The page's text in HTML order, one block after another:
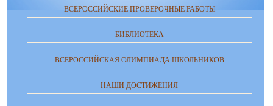
ВСЕРОССИЙСКИЕ ПРОВЕРОЧНЫЕ РАБОТЫ
БИБЛИОТЕКА
ВСЕРОССИЙСКАЯ ОЛИМПИАДА ШКОЛЬНИКОВ
НАШИ ДОСТИЖЕНИЯ